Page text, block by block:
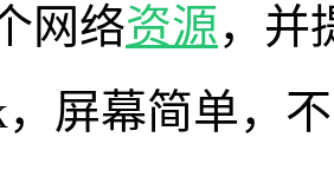
网络资源，并
，屏幕简单，